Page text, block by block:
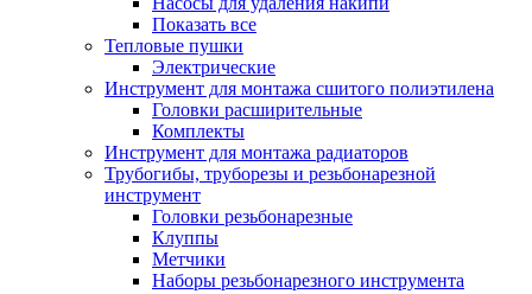
Показать все
Тепловые пушки
Электрические
Инструмент для монтажа сшитого полиэтилена
Головки расширительные
Комплекты
Инструмент для монтажа радиаторов
Трубогибы, труборезы и резьбонарезной
инструмент
Головки резьбонарезные
Клуппы
Метчики
Наборы резьбонарезного инструмента